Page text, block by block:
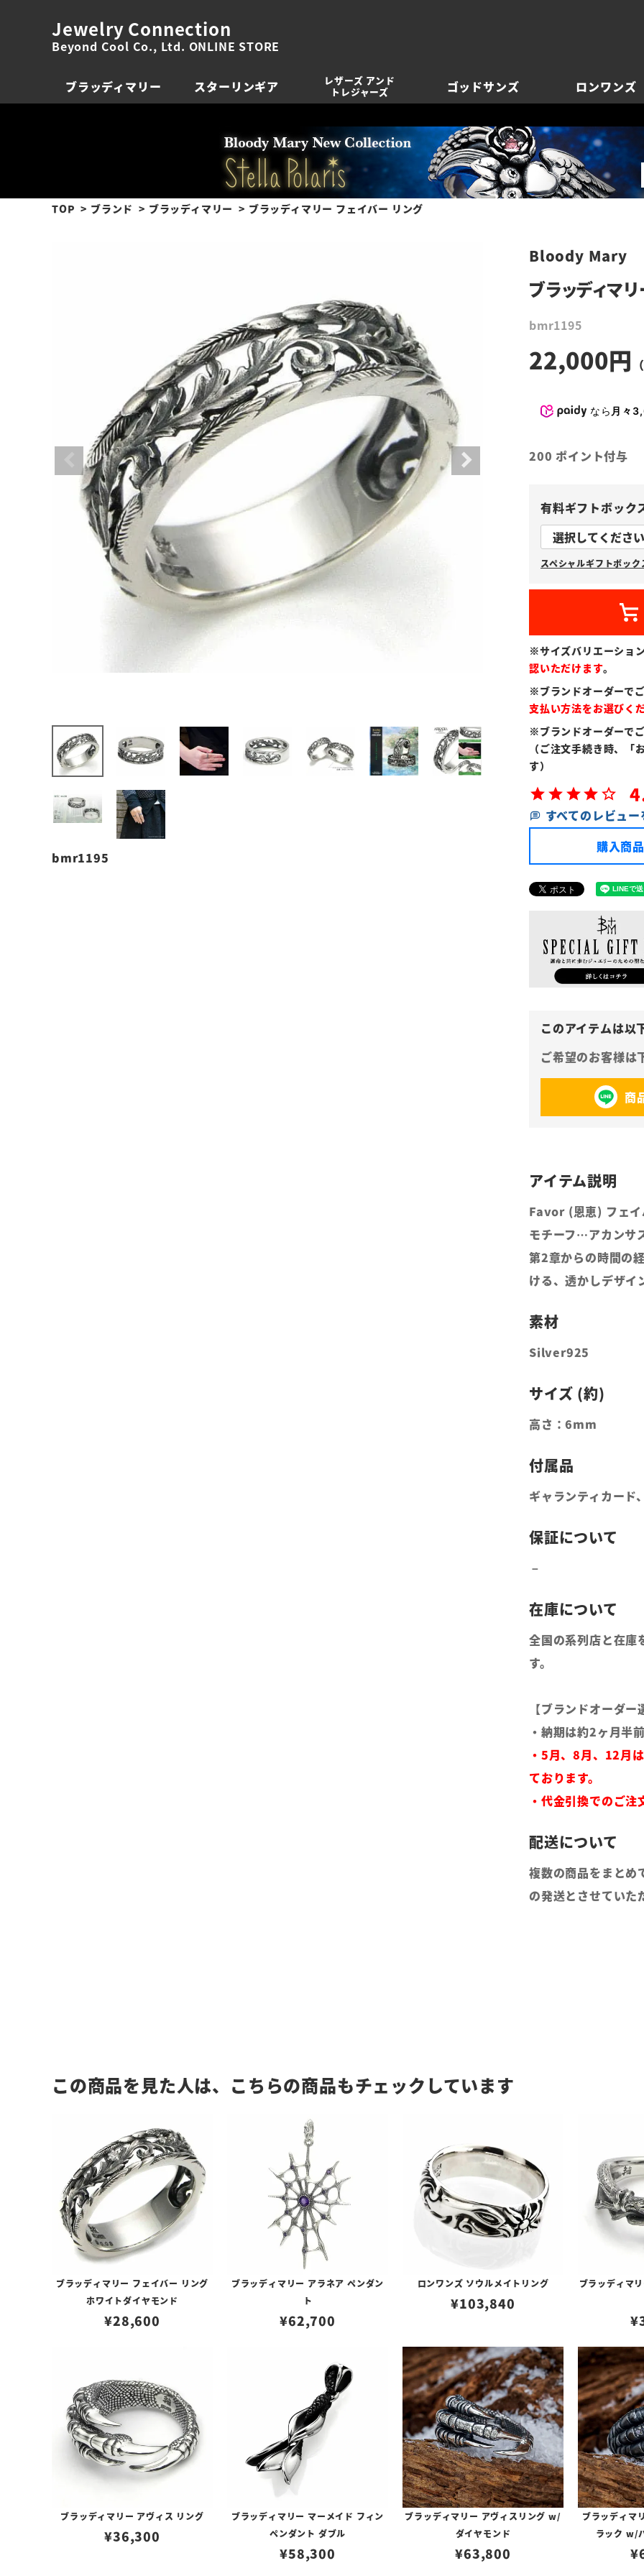
Jewelry Connection
Beyond Cool Co., Ltd. ONLINE STORE
ブラッディマリー スターリンギア
レザーズ アンド
トレジャーズ
ゴッドサンズ ロンワンズ
TOP ブランド ブラッディマリー ブラッディマリー フェイバー リング
bmr1195
Bloody Mary
ブラッディマ
bmr1195
22,000
なら 月々
200 ポイント付与
有料ギフトボック
スペシャルギフトボッ
※サイズバリエーション
認いただけます。
※ブランドオーダーでご
支払い方法をお選びく
※ブランドオーダーでご
（ご注文手続き時、
す）
すべてのレビュー
購入商
商
Favor (恩恵) フェイ
モチーフ…アカンサ
第2章からの時間の
ける、透かしデザイ
Silver925
高さ：6mm
ギャランティカード
全国の系列店と在庫
す。
【ブランドオーダー
・納期は約2ヶ月半
・5月、8月、12月
ております。
・代金引換でのご注
複数の商品をまとめ
の発送とさせていた
この商品を見た人は、こちらの商品もチェックしています
ブラッディマリー フェイバー リング
ホワイトダイヤモンド
¥28,600
ブラッディマリー アラネア ペンダン
ト
¥62,700
ロンワンズ ソウルメイトリング
¥103,840
ブラッディマ
¥
ブラッディマリー アヴィス リング
¥36,300
ブラッディマリー マーメイド フィン
ペンダント ダブル
¥58,300
ブラッディマリー アヴィスリング w/
ダイヤモンド
¥63,800
ブラッディマ
ラック w/
¥